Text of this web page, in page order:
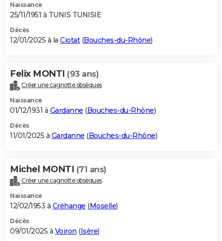
Naissance
25/11/1951 à TUNIS TUNISIE
Décès
12/01/2025 à la Ciotat(Bouches-du-Rhône)
Felix MONTI (93 ans)
Créer une cagnotte obsèques
Naissance
01/12/1931 à Gardanne (Bouches-du-Rhône)
Décès
11/01/2025 à Gardanne (Bouches-du-Rhône)
Michel MONTI (71 ans)
Créer une cagnotte obsèques
Naissance
12/02/1953 à Créhange (Moselle)
Décès
09/01/2025 à Voiron (Isère)